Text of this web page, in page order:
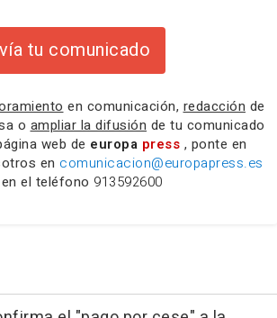
tu comunicado
en comunicación, redacción de
o ampliar la difusión de tu comunicado
web de europa press , ponte en
en comunicacion@europapress.es
el teléfono 913592600